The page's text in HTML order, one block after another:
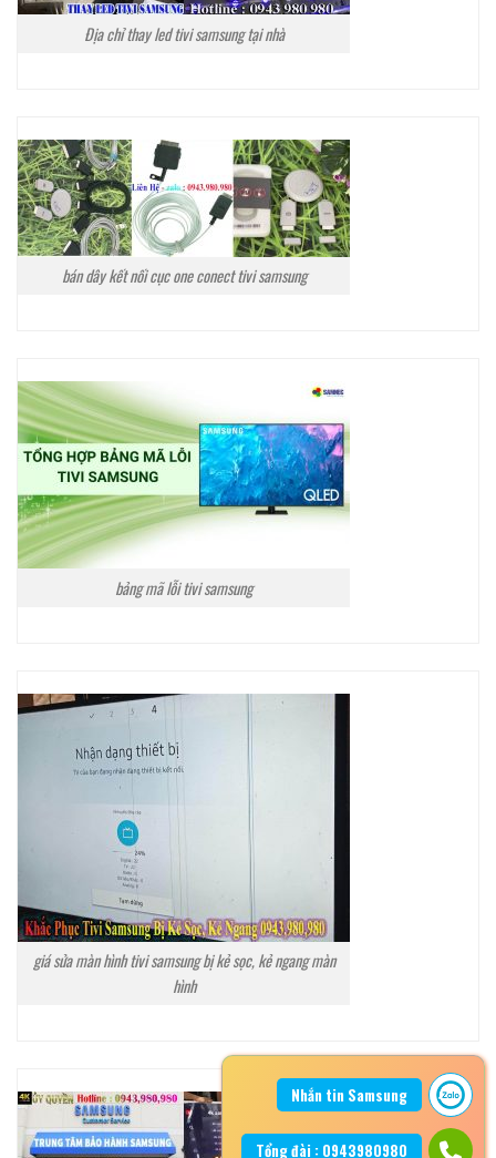
Địa chỉ thay led tivi samsung tại nhà
bán dây kết nối cục one conect tivi samsung
bảng mã lỗi tivi samsung
giá sửa màn hình tivi samsung bị kẻ sọc, kẻ ngang màn
hình
Nhắn tin Samsung
Tổng đài : 0943980980